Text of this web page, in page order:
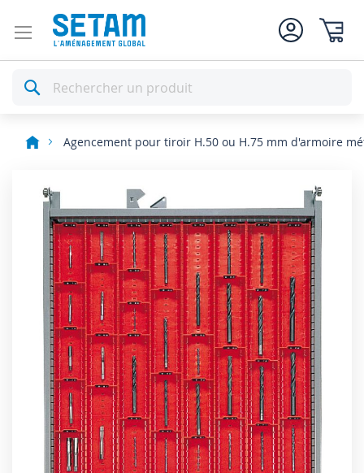
Rechercher
Agencement pour tiroir H.50 ou H.75 mm d'armoire
images